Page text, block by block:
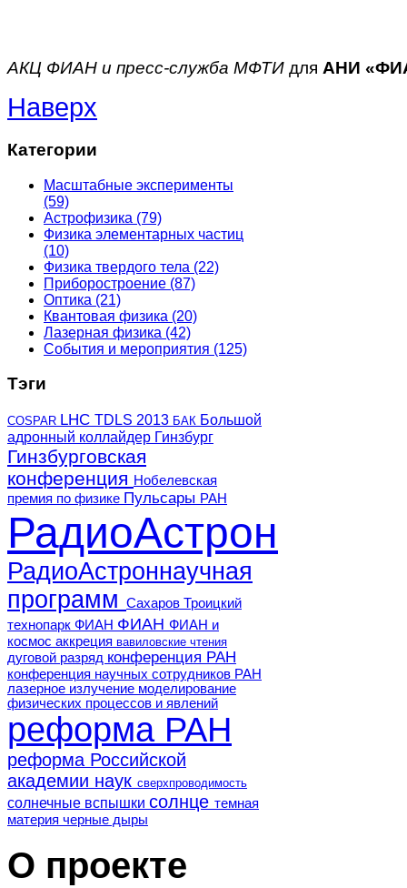
АКЦ ФИАН и пресс-служба МФТИ для АНИ
Наверх
Категории
Масштабные эксперименты
(59)
Астрофизика (79)
Физика элементарных частиц
(10)
Физика твердого тела (22)
Приборостроение (87)
Оптика (21)
Квантовая физика (20)
Лазерная физика (42)
События и мероприятия (125)
Тэги
COSPAR LHC TDLS 2013 БАК Большой
адронный коллайдер Гинзбург
Гинзбурговская
конференция Нобелевская
премия по физике Пульсары РАН
РадиоАстрон
РадиоАстроннаучная
программ
Сахаров Троицкий
технопарк ФИАН ФИАН ФИАН и
космос аккреция вавиловские чтения
дуговой разряд конференция РАН
конференция научных сотрудников РАН
лазерное излучение моделирование
физических процессов и явлений
реформа РАН
реформа Российской
академии наук сверхпроводимость
солнечные вспышки солнце темная
материя черные дыры
О проекте